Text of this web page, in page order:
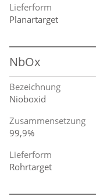
Lieferform
Planartarget
NbOx
Bezeichnung
Nioboxid
Zusammensetzung
99,9%
Lieferform
Rohrtarget